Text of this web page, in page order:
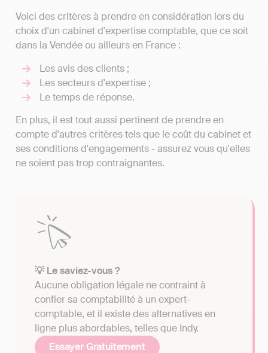
Voici des critères à prendre en considération lors du
choix d'un cabinet d'expertise comptable, que ce soit
dans la Vendée ou ailleurs en France :
Les avis des clients ;
Les secteurs d'expertise ;
Le temps de réponse.
En plus, il est tout aussi pertinent de prendre en
compte d'autres critères tels que le coût du cabinet et
ses conditions d'engagements - assurez vous qu'elles
ne soient pas trop contraignantes.
💡 Le saviez-vous ?
Aucune obligation légale ne contraint à
confier sa comptabilité à un expert-
comptable, et il existe des alternatives en
ligne plus abordables, telles que Indy.
Essayer Gratuitement